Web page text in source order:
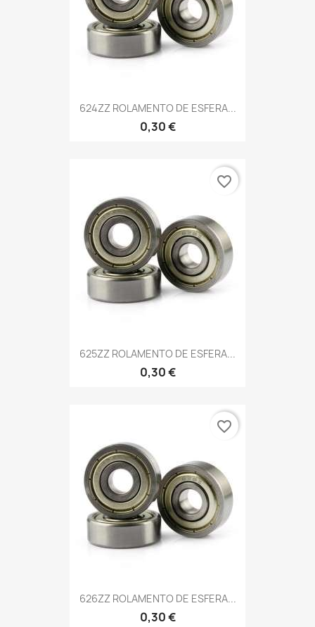
624ZZ ROLAMENTO DE ESFERA...
0,30 €
625ZZ ROLAMENTO DE ESFERA...
0,30 €
favorite_border
626ZZ ROLAMENTO DE ESFERA...
0,30 €
favorite_border